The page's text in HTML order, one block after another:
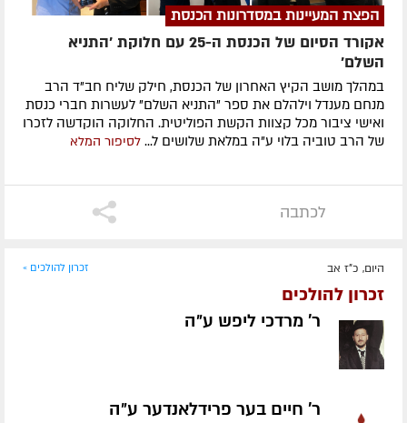
הפצת המעיינות במסדרונות הכנסת
אקורד הסיום של הכנסת ה-25 עם חלוקת 'התניא
השלם'
במהלך מושב הקיץ האחרון של הכנסת, חילק שליח חב"ד הרב
מנחם מענדל וילהלם את ספר "התניא השלם" לעשרות חברי כנסת
ואישי ציבור מכל קצוות הקשת הפוליטית. החלוקה הוקדשה לזכרו
של הרב טוביה בלוי ע"ה במלאת שלושים ל... לסיפור המלא
לכתבה
היום, כ"ז אב זכרון להולכים »
זכרון להולכים
ר' מרדכי ליפש ע״ה
ר' חיים בער פרידלאנדער ע״ה